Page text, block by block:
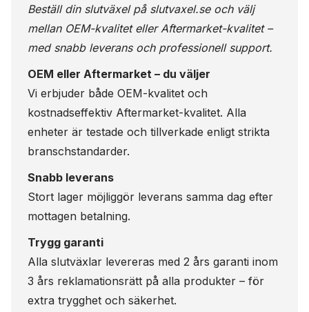
Beställ din slutväxel på slutvaxel.seoch välj
mellan OEM-kvalitet eller Aftermarket-kvalitet –
med snabb leverans och professionell support.
OEM eller Aftermarket – du väljer
Vi erbjuder både OEM-kvalitet och
kostnadseffektiv Aftermarket-kvalitet. Alla
enheter är testade och tillverkade enligt strikta
branschstandarder.
Snabb leverans
Stort lager möjliggör leverans samma dag efter
mottagen betalning.
Trygg garanti
Alla slutväxlar levereras med 2 års garanti inom
3 års reklamationsrätt på alla produkter – för
extra trygghet och säkerhet.